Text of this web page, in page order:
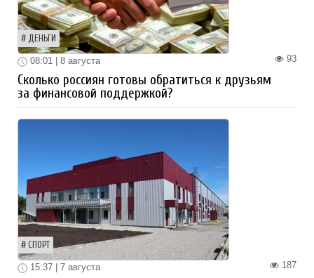
ДЕНЬГИ
93
08:01 | 8 августа
Сколько россиян готовы обратиться к друзьям
за финансовой поддержкой?
СПОРТ
187
15:37 | 7 августа